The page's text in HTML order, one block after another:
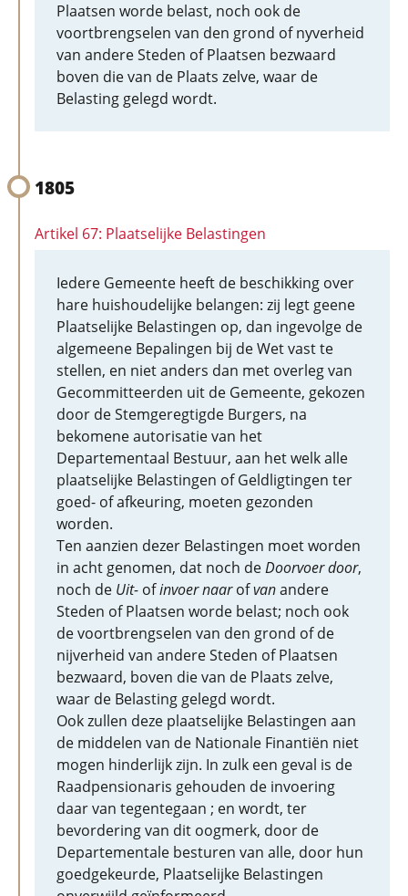
Plaatsen worde belast, noch ook de
voortbrengselen van den grond of nyverheid
van andere Steden of Plaatsen bezwaard
boven die van de Plaats zelve, waar de
Belasting gelegd wordt.
1805
Artikel 67: Plaatselijke Belastingen
Iedere Gemeente heeft de beschikking over
hare huishoudelijke belangen: zij legt geene
Plaatselijke Belastingen op, dan ingevolge de
algemeene Bepalingen bij de Wet vast te
stellen, en niet anders dan met overleg van
Gecommitteerden uit de Gemeente, gekozen
door de Stemgeregtigde Burgers, na
bekomene autorisatie van het
Departementaal Bestuur, aan het welk alle
plaatselijke Belastingen of Geldligtingen ter
goed- of afkeuring, moeten gezonden
worden.
Ten aanzien dezer Belastingen moet worden
in acht genomen, dat noch deDoorvoer door,
noch de Uit- ofinvoer naarofvanandere
Steden of Plaatsen worde belast; noch ook
de voortbrengselen van den grond of de
nijverheid van andere Steden of Plaatsen
bezwaard, boven die van de Plaats zelve,
waar de Belasting gelegd wordt.
Ook zullen deze plaatselijke Belastingen aan
de middelen van de Nationale Finantiën niet
mogen hinderlijk zijn. In zulk een geval is de
Raadpensionaris gehouden de invoering
daar van tegentegaan ; en wordt, ter
bevordering van dit oogmerk, door de
Departementale besturen van alle, door hun
goedgekeurde, Plaatselijke Belastingen